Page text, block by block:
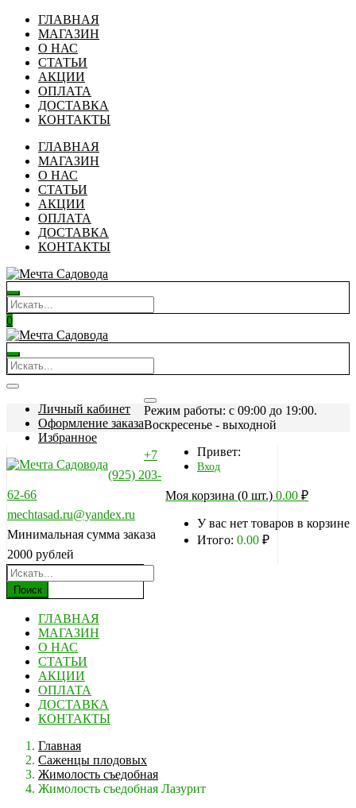
ГЛАВНАЯ
МАГАЗИН
О НАС
СТАТЬИ
АКЦИИ
ОПЛАТА
ДОСТАВКА
КОНТАКТЫ
ГЛАВНАЯ
МАГАЗИН
О НАС
СТАТЬИ
АКЦИИ
ОПЛАТА
ДОСТАВКА
КОНТАКТЫ
0
Личный кабинет
Оформление заказа
Избранное
Режим работы: c 09:00 до 19:00.
Воскресенье - выходной
Привет:
Вход
Моя корзина (0 шт.) 0.00 ₽
У вас нет товаров в корзине
Итого: 0.00 ₽
+7
(925) 203-
62-66
mechtasad.ru@yandex.ru
Минимальная сумма заказа
2000 рублей
Поиск
ГЛАВНАЯ
МАГАЗИН
О НАС
СТАТЬИ
АКЦИИ
ОПЛАТА
ДОСТАВКА
КОНТАКТЫ
Главная
Саженцы плодовых
Жимолость съедобная
Жимолость съедобная Лазурит